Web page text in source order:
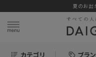
夏のお出
カテゴリ ブラ